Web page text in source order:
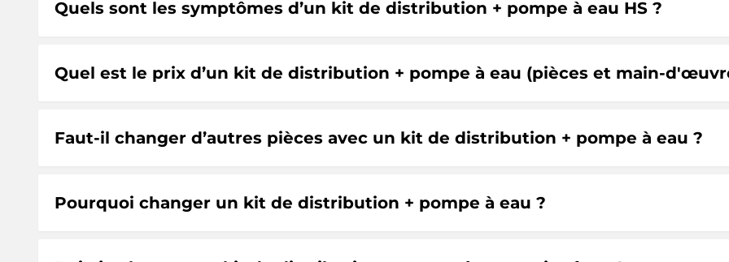
Quels sont les symptômes d’un kit de distribution + pompe à eau HS ?
Quel est le prix d’un kit de distribution + pompe à eau (pièces et main-
Faut-il changer d’autres pièces avec un kit de distribution + pompe à eau ?
Pourquoi changer un kit de distribution + pompe à eau ?